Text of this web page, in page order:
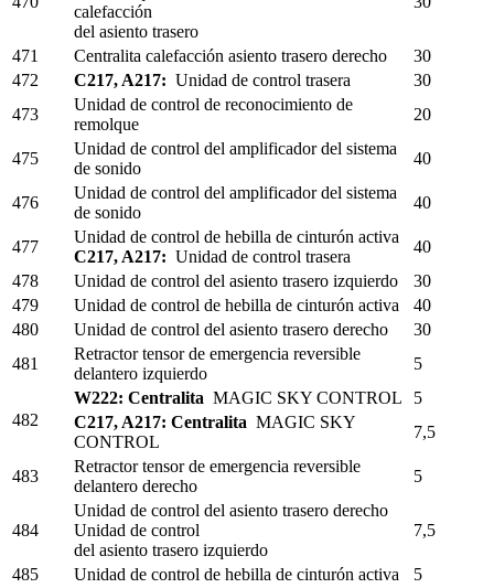
calefacción
del asiento trasero
471 Centralita calefacción asiento trasero derecho
30
472
C217, A217: Unidad de control trasera
30
473
Unidad de control de reconocimiento de
remolque
20
475
Unidad de control del amplificador del sistema
de sonido
40
476
Unidad de control del amplificador del sistema
de sonido
40
477
Unidad de control de hebilla de cinturón activa
C217, A217: Unidad de control trasera
40
478
Unidad de control del asiento trasero izquierdo
30
479
Unidad de control de hebilla de cinturón activa
40
480
Unidad de control del asiento trasero derecho
30
481
Retractor tensor de emergencia reversible
delantero izquierdo
5
482
W222: Centralita MAGIC SKY CONTROL
5
C217, A217: Centralita MAGIC SKY
CONTROL
7,5
483
Retractor tensor de emergencia reversible
delantero derecho
5
484
Unidad de control del asiento trasero derecho
Unidad de control
del asiento trasero izquierdo
7,5
485 Unidad de control de hebilla de cinturón activa 5